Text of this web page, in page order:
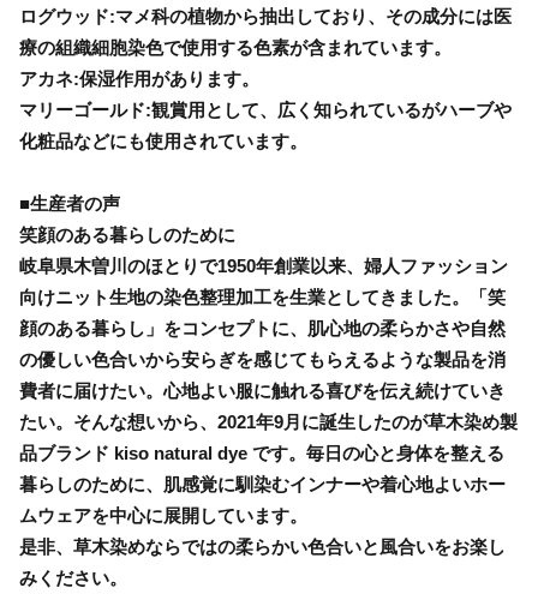
ログウッド:マメ科の植物から抽出しており、その成分には医
療の組織細胞染色で使用する色素が含まれています。
アカネ:保湿作用があります。
マリーゴールド:観賞用として、広く知られているがハーブや
化粧品などにも使用されています。
■生産者の声
笑顔のある暮らしのために
岐阜県木曽川のほとりで1950年創業以来、婦人ファッション
向けニット生地の染色整理加工を生業としてきました。「笑
顔のある暮らし」をコンセプトに、肌心地の柔らかさや自然
の優しい色合いから安らぎを感じてもらえるような製品を消
費者に届けたい。心地よい服に触れる喜びを伝え続けていき
たい。そんな想いから、2021年9月に誕生したのが草木染め製
品ブランド kiso natural dye です。毎日の心と身体を整える
暮らしのために、肌感覚に馴染むインナーや着心地よいホー
ムウェアを中心に展開しています。
是非、草木染めならではの柔らかい色合いと風合いをお楽し
みください。